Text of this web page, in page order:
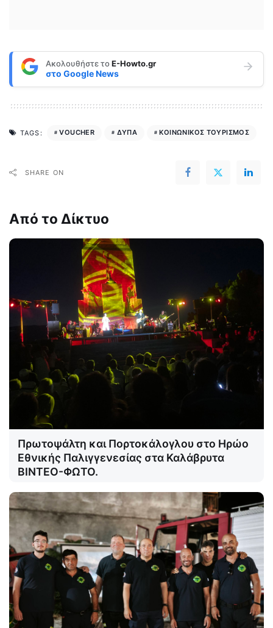
Ακολουθήστε τοE-Howto.gr
στο Google News
TAGS: VOUCHER ΔΥΠΑ ΚΟΙΝΩΝΙΚΟΣ ΤΟΥΡΙΣΜΟΣ
SHARE ON
Από το Δίκτυο
Πρωτοψάλτη και Πορτοκάλογλου στο Ηρώο
Εθνικής Παλιγγενεσίας στα Καλάβρυτα
ΒΙΝΤΕΟ-ΦΩΤΟ.